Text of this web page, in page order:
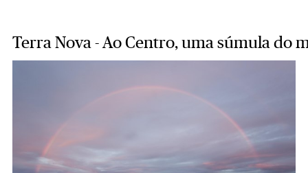
Terra Nova - Ao Centro, uma súmula do